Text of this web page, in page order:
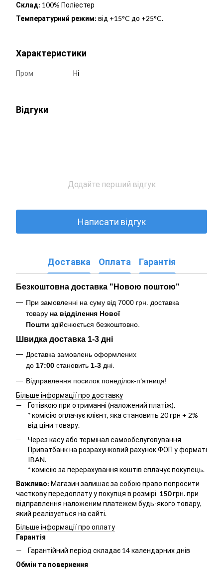
Склад: 100% Поліестер
Температурний режим: від +15°C до +25°C.
Характеристики
Пром Ні
Відгуки
Додайте перший відгук
Написати відгук
Доставка Оплата Гарантія
Безкоштовна доставка "Новою поштою"
При замовленні на суму від 7000 грн. доставка
товару на відділення Нової
Пошти здійснюється безкоштовно
Швидка доставка 1-3 дні
Доставка замовлень оформлених
до 17:00 становить 1-3 дні.
Відправлення посилок понеділок-п‘ятниця!
Більше інформації про доставку
Готівкою при отриманні (наложений платіж).
*комісію оплачує клієнт, яка становить 20 грн + 2%
від ціни товару.
Через касу або термінал самообслуговування
Приватбанк на розрахунковий рахунок ФОП у форматі
IBAN.
*комісію за перерахування коштів сплачує покупець.
Важливо: Магазин залишає за собою право попросити
часткову передоплату у покупця в розмірі 150грн. при
відправлення наложеним платежем будь-якого товару,
який реалізується на сайті.
Більше інформації про оплату
Гарантія
Гарантійний період складає 14 календарних днів
Обмін та повернення